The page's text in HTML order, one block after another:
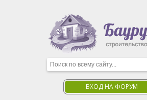
ВХОД НА ФОРУМ